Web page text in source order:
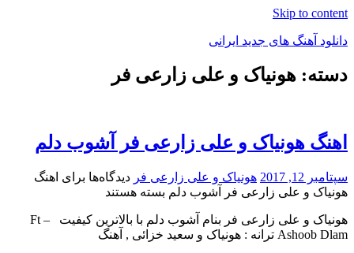
Skip to content
دانلود آهنگ های جدید ایرانی
دانلود
دسته: هونیاک و علی زارعی فر
اهنگ هونیاک و علی زارعی فر آشوب دلم
سپتامبر 12, 2017 هونیاک و علی زارعی فر دیدگاه‌ها برای اهنگ
هونیاک و علی زارعی فر آشوب دلم بسته هستند
هونیاک و علی زارعی فر بنام آشوب دلم با بالاترین کیفیت Ft –
Ashoob Dlam ترانه : هونیاک و سعید خزائی , آهنگ